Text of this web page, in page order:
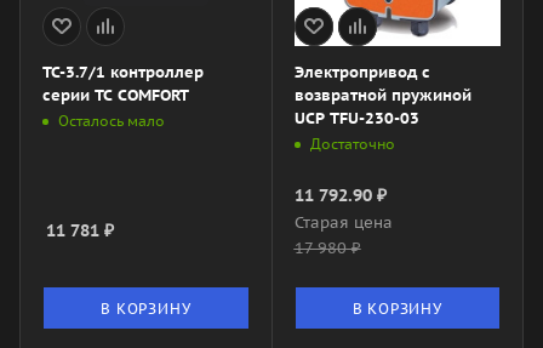
TC-3.7/1 контроллер
cерии ТС COMFORT
Осталось мало
11 781 ₽
В КОРЗИНУ
Электропривод с
возвратной пружиной
UCP TFU-230-03
Достаточно
11 792.90₽
Старая цена
17 980₽
В КОРЗИНУ